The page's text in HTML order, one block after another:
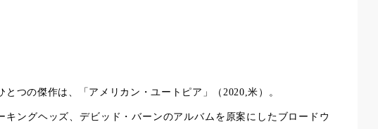
とつの傑作は、「アメリカン・ユートピア」（2020,米）。
キングヘッズ、デビッド・バーンのアルバムを原案にしたブロードウ